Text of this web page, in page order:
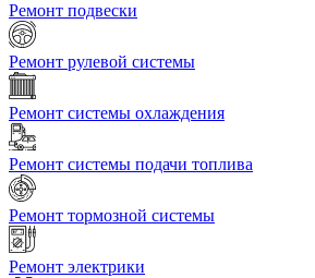
Ремонт подвески
Ремонт рулевой системы
Ремонт системы охлаждения
Ремонт системы подачи топлива
Ремонт тормозной системы
Ремонт электрики